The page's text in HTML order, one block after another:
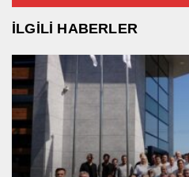
İLGİLİ HABERLER